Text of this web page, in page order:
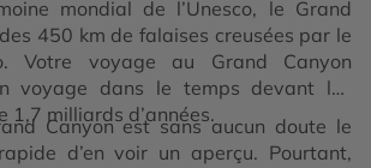
mondial de l’Unesco, le Grand
450 km de falaises creusées par le
Votre voyage au Grand Canyon
voyage dans le temps devant les
1,7 milliards d’années.
Canyon est sans aucun doute le
d’en voir un aperçu. Pourtant,